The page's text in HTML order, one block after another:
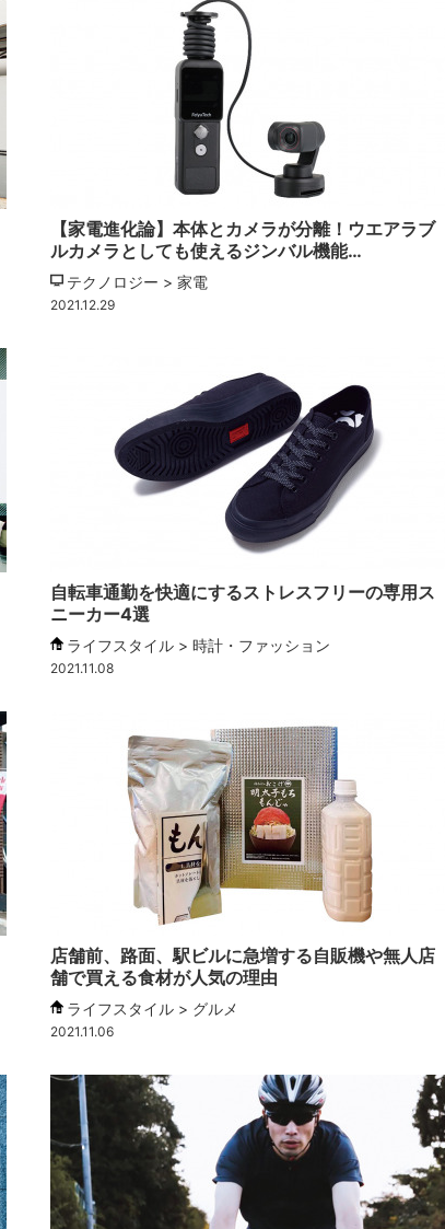
【家電進化論】本体とカメラが分離！ウエアラブ
ルカメラとしても使えるジンバル機能…
テクノロジー > 家電
2021.12.29
自転車通勤を快適にするストレスフリーの専用ス
ニーカー4選
ライフスタイル > 時計・ファッション
2021.11.08
店舗前、路面、駅ビルに急増する自販機や無人店
舗で買える食材が人気の理由
ライフスタイル > グルメ
2021.11.06